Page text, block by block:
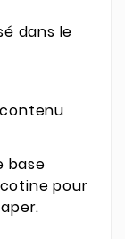
dans le
contenu
base
pour